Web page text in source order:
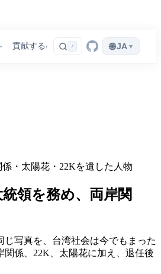
▾ 貢献する ▾ / 🌐 JA ▾
・太陽花・22Kを遺した人物
領を務め、両岸関
じ写真を、台湾社会は今でもまった
係、22K、太陽花に加え、退任後